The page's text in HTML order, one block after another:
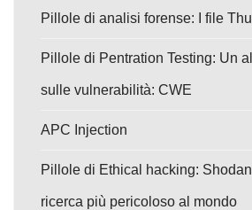
Pillole di analisi forense: I file
Pillole di Pentration Testing: Un
sulle vulnerabilità: CWE
APC Injection
Pillole di Ethical hacking:
ricerca più pericoloso al mondo